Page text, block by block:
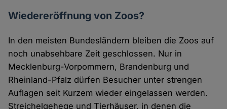
Wiedereröffnung von Zoos?
In den meisten Bundesländern bleiben die Zoos auf
noch unabsehbare Zeit geschlossen. Nur in
Mecklenburg-Vorpommern, Brandenburg und
Rheinland-Pfalz dürfen Besucher unter strengen
Auflagen seit Kurzem wieder eingelassen werden.
Streichelgehege und Tierhäuser, in denen die